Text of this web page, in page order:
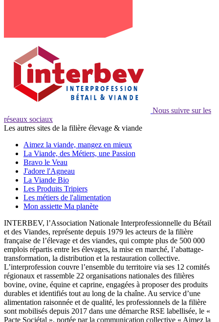
Nous suivre sur les
réseaux sociaux
Les autres sites de la filière élevage & viande
Aimez la viande, mangez en mieux
La Viande, des Métiers, une Passion
Bravo le Veau
J'adore l'Agneau
La Viande Bio
Les Produits Tripiers
Les métiers de l'alimentation
Mon assiette Ma planète
INTERBEV, l’Association Nationale Interprofessionnelle du Bétail
et des Viandes, représente depuis 1979 les acteurs de la filière
française de l’élevage et des viandes, qui compte plus de 500 000
emplois répartis entre les élevages, la mise en marché, l’abattage-
transformation, la distribution et la restauration collective.
L’interprofession couvre l’ensemble du territoire via ses 12 comités
régionaux et rassemble 22 organisations nationales des filières
bovine, ovine, équine et caprine, engagées à proposer des produits
durables et identifiés tout au long de la chaîne. Au service d’une
alimentation raisonnée et de qualité, les professionnels de la filière
sont mobilisés depuis 2017 dans une démarche RSE labellisée, le «
Pacte Sociétal », portée par la communication collective « Aimez la